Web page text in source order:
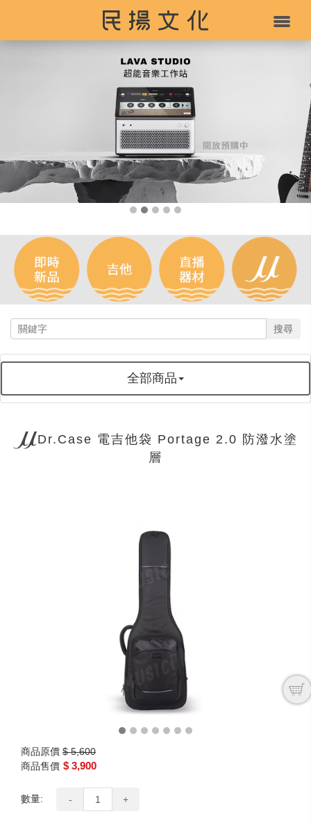
搜尋
全部商品
Dr.Case 電吉他袋 Portage 2.0 防潑水塗
層
商品原價 $ 5,600
商品售價 $ 3,900
數量: - +